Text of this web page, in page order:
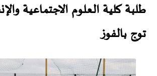
طلبة كلية العلوم الاجتماعية
توج بالفوز